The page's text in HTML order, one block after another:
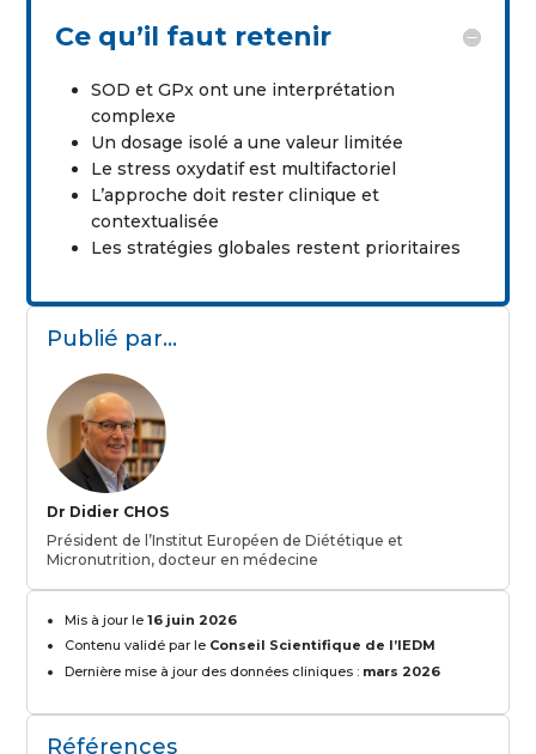
Ce qu’il faut retenir
SOD et GPx ont une interprétation
complexe
Un dosage isolé a une valeur limitée
Le stress oxydatif est multifactoriel
L’approche doit rester clinique et
contextualisée
Les stratégies globales restent prioritaires
Publié par…
Dr Didier CHOS
Président de l’Institut Européen de Diététique et
Micronutrition, docteur en médecine
Mis à jour le16 juin 2026
Contenu validé par le Conseil Scientifique de l’IEDM
Dernière mise à jour des données cliniques : mars 2026
Références